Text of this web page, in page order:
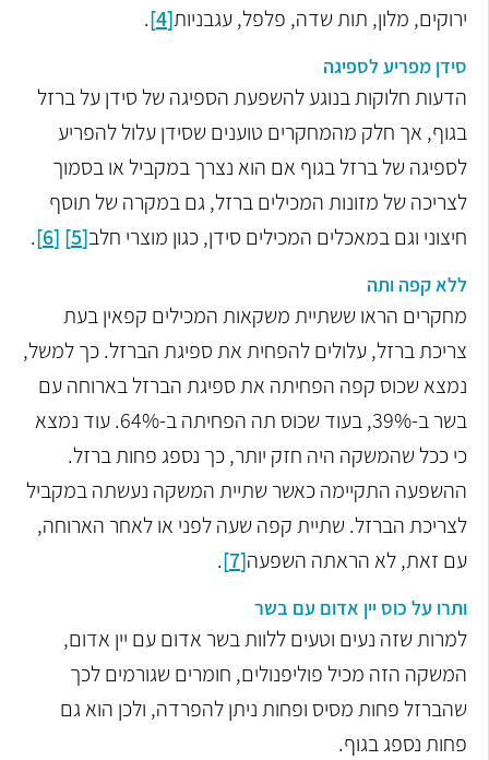
ירוקים, מלון, תות שדה, פלפל, עגבניות[4]
.
סידן מפריע לספיגה
הדעות חלוקות בנוגע להשפעת הספיגה של סידן על ברזל
בגוף, אך חלק מהמחקרים טוענים שסידן עלול להפריע
לספיגה של ברזל בגוף אם הוא נצרך במקביל או בסמוך
לצריכה של מזונות המכילים ברזל, גם במקרה של תוסף
חיצוני וגם במאכלים המכילים סידן, כגון מוצרי חלב[5]
[6]
.
ללא קפה ותה
מחקרים הראו ששתיית משקאות המכילים קפאין בעת
צריכת ברזל, עלולים להפחית את ספיגת הברזל. כך למשל,
נמצא שכוס קפה הפחיתה את ספיגת הברזל בארוחה עם
בשר ב-39%, בעוד שכוס תה הפחיתה ב-64%. עוד נמצא
כי ככל שהמשקה היה חזק יותר, כך נספג פחות ברזל.
ההשפעה התקיימה כאשר שתיית המשקה נעשתה במקביל
לצריכת הברזל. שתיית קפה שעה לפני או לאחר הארוחה,
עם זאת, לא הראתה השפעה[7]
.
ותרו על כוס יין אדום עם בשר
למרות שזה נעים וטעים ללוות בשר אדום עם יין אדום,
המשקה הזה מכיל פוליפנולים, חומרים שגורמים לכך
שהברזל פחות מסיס ופחות ניתן להפרדה, ולכן הוא גם
פחות נספג בגוף.